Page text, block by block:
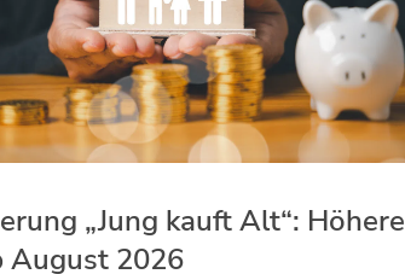
„Jung kauft Alt“: Höhere
August 2026